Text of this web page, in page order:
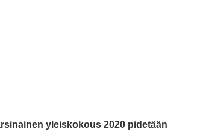
yleiskokous 2020 pidetään